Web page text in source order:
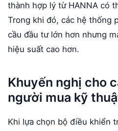
thành hợp lý từ HANNA có
Trong khi đó, các hệ thống
cầu đầu tư lớn hơn nhưng
hiệu suất cao hơn.
Khuyến nghị cho
người mua kỹ
Khi lựa chọn bộ điều khiển